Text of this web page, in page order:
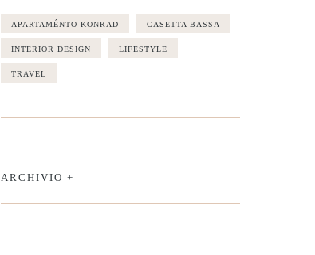
APARTAMÉNTO KONRAD CASETTA BASSA
INTERIOR DESIGN LIFESTYLE
TRAVEL
ARCHIVIO +